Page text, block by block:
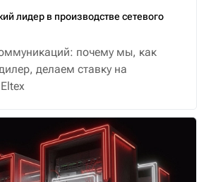
лидер в производстве сетевого
почему мы, как
делаем ставку на